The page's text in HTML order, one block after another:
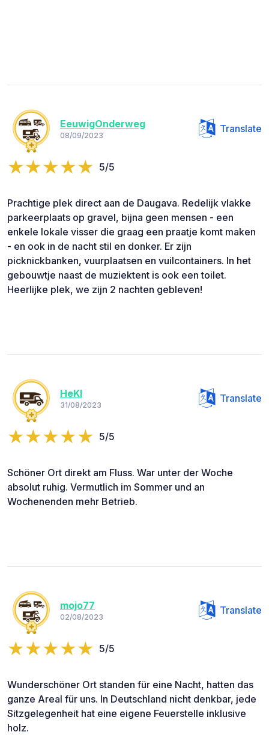
EeuwigOnderweg
08/09/2023
Translate
5/5
Prachtige plek direct aan de Daugava. Redelijk vlakke
parkeerplaats op gravel, bijna geen mensen - een
enkele lokale visser die graag een praatje komt maken
- en ook in de nacht stil en donker. Er zijn
picknickbanken, vuurplaatsen en vuilcontainers. In het
gebouwtje naast de muziektent is ook een toilet.
Heerlijke plek, we zijn 2 nachten gebleven!
HeKl
31/08/2023
Translate
5/5
Schöner Ort direkt am Fluss. War unter der Woche
absolut ruhig. Vermutlich im Sommer und an
Wochenenden mehr Betrieb.
mojo77
02/08/2023
Translate
5/5
Wunderschöner Ort standen für eine Nacht, hatten das
ganze Areal für uns. In Deutschland nicht denkbar, jede
Sitzgelegenheit hat eine eigene Feuerstelle inklusive
holz.